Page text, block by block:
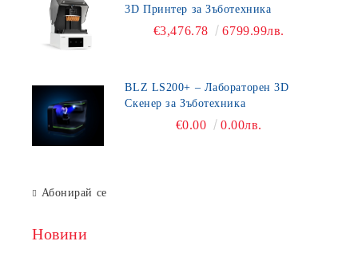
3D Принтер за Зъботехника
€3,476.78 6799.99лв.
BLZ LS200+ – Лабораторен 3D
Скенер за Зъботехника
€0.00 0.00лв.
Абонирай се
Новини